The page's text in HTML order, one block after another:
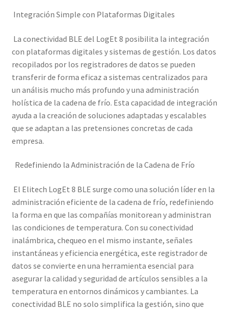
Integración Simple con Plataformas Digitales
La conectividad BLE del LogEt 8 posibilita la integración
con plataformas digitales y sistemas de gestión. Los datos
recopilados por los registradores de datos se pueden
transferir de forma eficaz a sistemas centralizados para
un análisis mucho más profundo y una administración
holística de la cadena de frío. Esta capacidad de integración
ayuda a la creación de soluciones adaptadas y escalables
que se adaptan a las pretensiones concretas de cada
empresa.
Redefiniendo la Administración de la Cadena de Frío
El Elitech LogEt 8 BLE surge como una solución líder en la
administración eficiente de la cadena de frío, redefiniendo
la forma en que las compañías monitorean y administran
las condiciones de temperatura. Con su conectividad
inalámbrica, chequeo en el mismo instante, señales
instantáneas y eficiencia energética, este registrador de
datos se convierte en una herramienta esencial para
asegurar la calidad y seguridad de artículos sensibles a la
temperatura en entornos dinámicos y cambiantes. La
conectividad BLE no solo simplifica la gestión, sino que